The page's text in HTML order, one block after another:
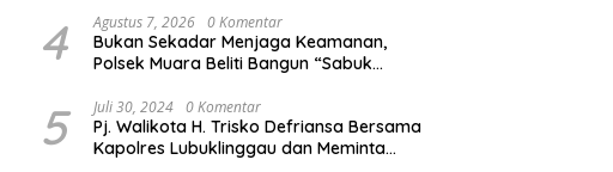
Mendengarkan Pidato Kenegaraan
Presiden RI Dalam Rangka HUT ke-79
4 Agustus 7, 2026 0 Komentar
Bukan Sekadar Menjaga Keamanan,
Polsek Muara Beliti Bangun “Sabuk
5 Juli 30, 2024 0 Komentar
Pj. Walikota H. Trisko Defriansa Bersama
Kapolres Lubuklinggau dan Meminta